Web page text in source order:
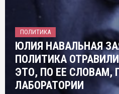
ПОЛИТИКА
ЮЛИЯ НАВАЛЬНАЯ
ПОЛИТИКА
ЭТО, ПО ЕЕ СЛОВАМ,
ЛАБОРАТОРИИ